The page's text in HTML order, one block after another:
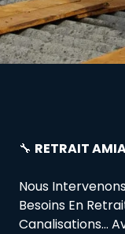
🔧 RETRAIT
Nous
Besoins En
Canalisations…